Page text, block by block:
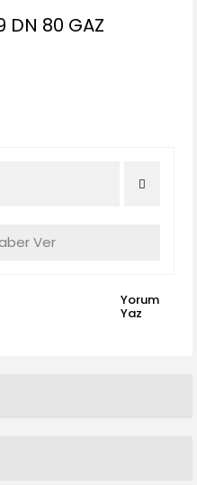
DN 80 GAZ
Ver
Yorum
Yaz